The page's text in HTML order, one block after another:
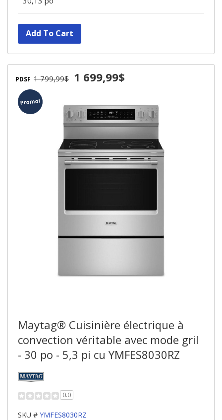
Add To Cart
Promo!
Maytag® Cuisinière électrique à
convection véritable avec mode gril
- 30 po - 5,3 pi cu YMFES8030RZ
0.0
SKU # YMFES8030RZ
PDSF 1 799,99$ 1 699,99$